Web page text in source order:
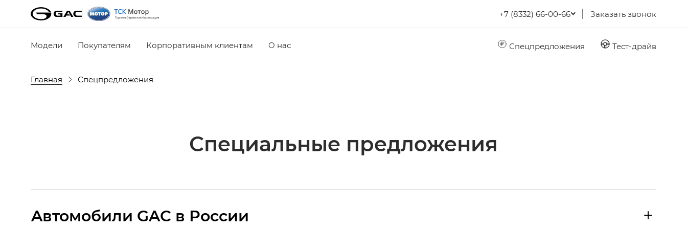
+7 (8332) 66-00-66 Заказать звонок
Модели Покупателям Корпоративным клиентам О нас Спецпредложения Тест-драйв
Главная Спецпредложения
Специальные предложения
Aвтомобили GAC в России